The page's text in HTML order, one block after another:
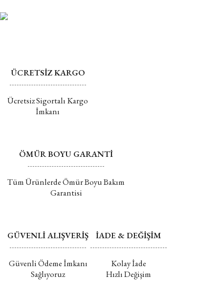
edilmemektedir.
ÜCRETSİZ KARGO
Ücretsiz Sigortalı Kargo
İmkanı
ÖMÜR BOYU GARANTİ
Tüm Ürünlerde Ömür Boyu Bakım
Garantisi
GÜVENLİ ALIŞVERİŞ
Güvenli Ödeme İmkanı
Sağlıyoruz
İADE & DEĞİŞİM
Kolay İade
Hızlı Değişim